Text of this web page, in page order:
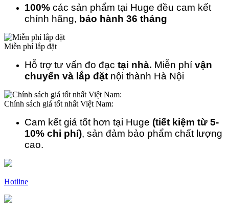
100% các sản phẩm tại Huge đều cam kết
chính hãng, bảo hành 36 tháng
Miễn phí lắp đặt
Hỗ trợ tư vấn đo đạc tại nhà. Miễn phí vận
chuyển và lắp đặt nội thành Hà Nội
Chính sách giá tốt nhất Việt Nam:
Cam kết giá tốt hơn tại Huge (tiết kiệm từ 5-
10% chi phí), sản đảm bảo phẩm chất lượng
cao.
Hotline